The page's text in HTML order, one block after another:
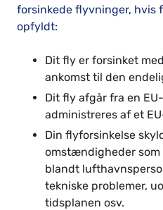
forsinkede flyvninger, hvis
opfyldt:
Dit fly er forsinket
ankomst til den
Dit fly afgår fra en
administreres af et
Din flyforsinkelse
omstændigheder som
blandt
tekniske problemer,
tidsplanen osv.